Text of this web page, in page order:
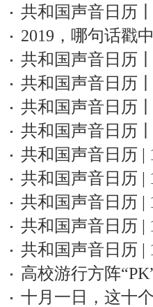
共和国声音日历
2019，哪句话戳
共和国声音日历
共和国声音日历
共和国声音日历
共和国声音日历
共和国声音日历 |
共和国声音日历 |
共和国声音日历 |
共和国声音日历 |
共和国声音日历 |
高校游行方阵
十月一日，这十